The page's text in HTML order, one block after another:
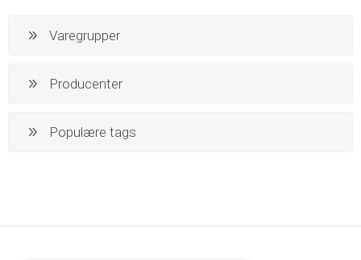
Varegrupper
Producenter
Populære tags